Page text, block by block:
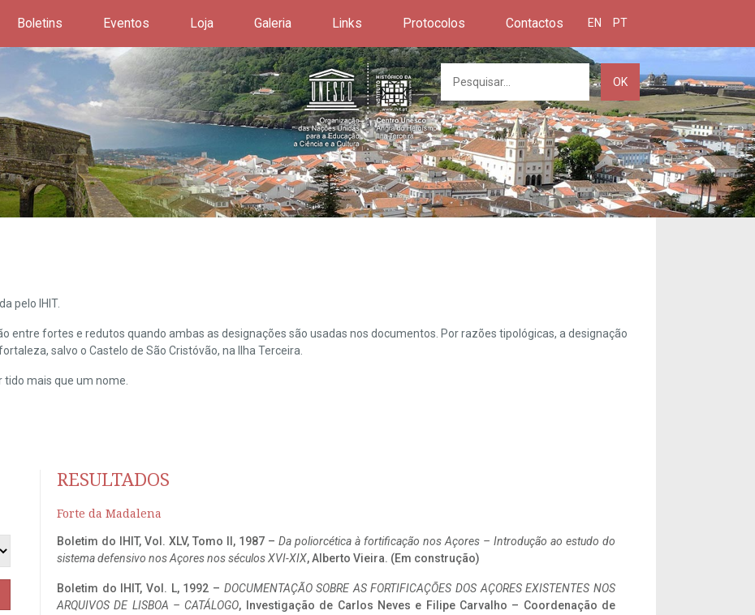
Boletins Eventos Loja Galeria Links Protocolos Contactos EN PT
OK
pelo IHIT.
entre fortes e redutos quando ambas as designações são usadas nos documentos. Por razões tipológicas, a designação
salvo o Castelo de São Cristóvão, na Ilha Terceira.
mais que um nome.
RESULTADOS
Forte da Madalena
Boletim do IHIT, Vol. XLV, Tomo II, 1987 – Da poliorcética à fortificação nos Açores – Introdução ao estudo do
sistema defensivo nos Açores nos séculos XVI-XIX, Alberto Vieira. (Em construção)
Boletim do IHIT, Vol. L, 1992 – DOCUMENTAÇÃO SOBRE AS FORTIFICAÇÕES DOS AÇORES EXISTENTES NOS
ARQUIVOS DE LISBOA – CATÁLOGO, Investigação de Carlos Neves e Filipe Carvalho – Coordenação de